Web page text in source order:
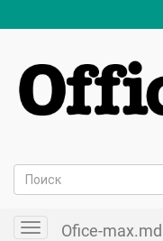
ToggleOfice-max.md